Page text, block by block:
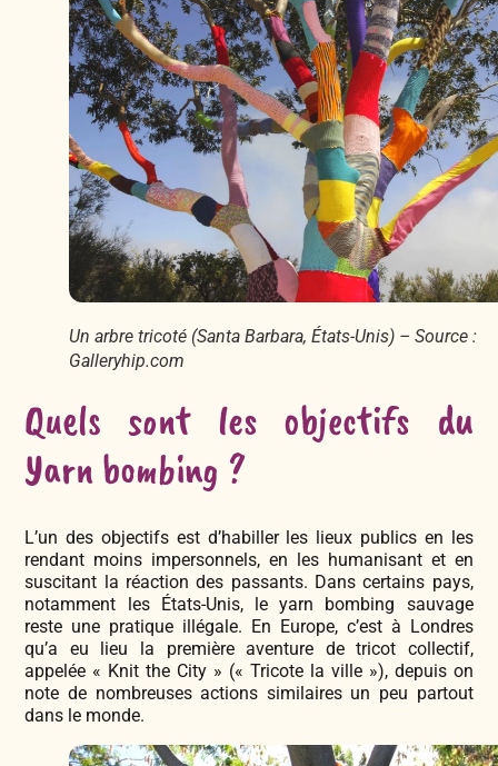
Un arbre tricoté (Santa Barbara, États-Unis) – Source :
Galleryhip.com
Quels sont les objectifs du
Yarn bombing ?
L’un des objectifs est d’habiller les lieux publics en les
rendant moins impersonnels, en les humanisant et en
suscitant la réaction des passants. Dans certains pays,
notamment les États-Unis, le yarn bombing sauvage
reste une pratique illégale. En Europe, c’est à Londres
qu’a eu lieu la première aventure de tricot collectif,
appelée « Knit the City » (« Tricote la ville »), depuis on
note de nombreuses actions similaires un peu partout
dans le monde.